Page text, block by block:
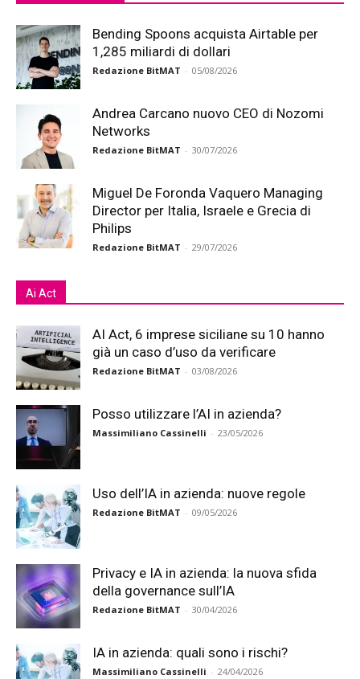
Bending Spoons acquista Airtable per
1,285 miliardi di dollari
Redazione BitMAT - 05/08/2026
Andrea Carcano nuovo CEO di Nozomi
Networks
Redazione BitMAT - 30/07/2026
Miguel De Foronda Vaquero Managing
Director per Italia, Israele e Grecia di
Philips
Redazione BitMAT - 29/07/2026
Ai Act
AI Act, 6 imprese siciliane su 10 hanno
già un caso d’uso da verificare
Redazione BitMAT - 03/08/2026
Posso utilizzare l’AI in azienda?
Massimiliano Cassinelli - 23/05/2026
Uso dell’IA in azienda: nuove regole
Redazione BitMAT - 09/05/2026
Privacy e IA in azienda: la nuova sfida
della governance sull’IA
Redazione BitMAT - 30/04/2026
IA in azienda: quali sono i rischi?
Massimiliano Cassinelli - 24/04/2026